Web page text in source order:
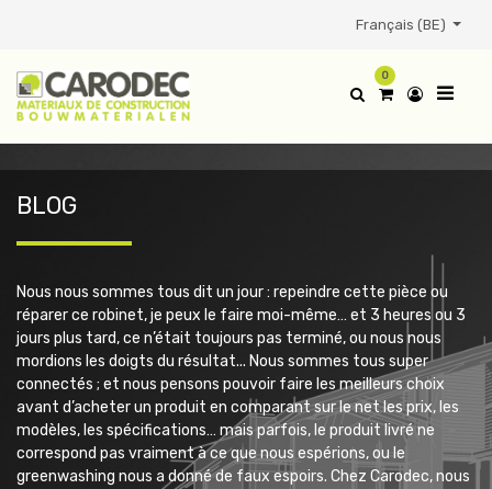
Français (BE)
0
BLOG
Nous nous sommes tous dit un jour : repeindre cette pièce ou
réparer ce robinet, je peux le faire moi-même… et 3 heures ou 3
jours plus tard, ce n’était toujours pas terminé, ou nous nous
mordions les doigts du résultat... Nous sommes tous super
connectés ; et nous pensons pouvoir faire les meilleurs choix
avant d’acheter un produit en comparant sur le net les prix, les
modèles, les spécifications… mais parfois, le produit livré ne
correspond pas vraiment à ce que nous espérions, ou le
greenwashing nous a donné de faux espoirs. Chez Carodec, nous